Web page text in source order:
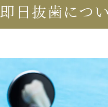
即日抜歯につ